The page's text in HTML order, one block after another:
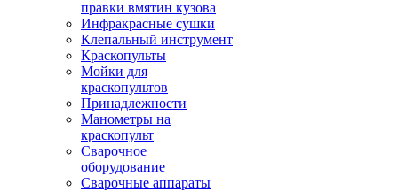
правки вмятин кузова
Инфракрасные сушки
Клепальный инструмент
Краскопульты
Мойки для
краскопультов
Принадлежности
Манометры на
краскопульт
Сварочное
оборудование
Сварочные аппараты